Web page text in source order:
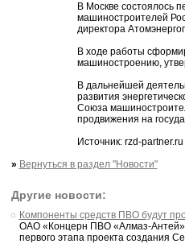
В Москве состоялось
машиностроителей
директора
В ходе работы
машиностроению,
В дальнейшей
развития
Союза
продвижения на
Источник: rzd-partner.ru
» Вернуться в раздел "Новости"
Другие новости:
Компоненты средств ПВО будут
ОАО «Концерн ПВО «Алмаз-Антей»
первого этапа проекта создания